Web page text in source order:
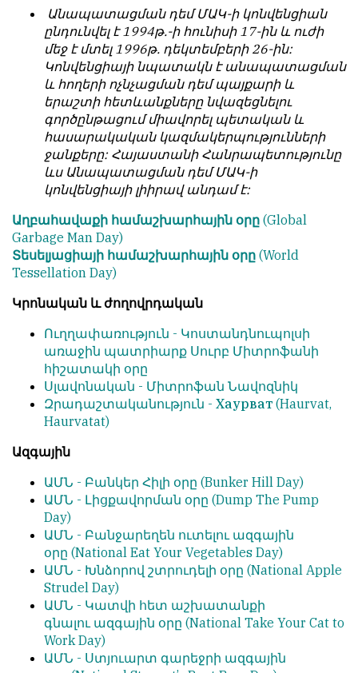
публикации.
Противоположные
мнения
публикуются,
даже
если
принимаются
восторга.
редактор
—
Армен
фон
Геворкян
նույն
իրավունքով։
Գովազդային
տեքստերը,
լուսանկարները
բովանդակությունը
Խմբագրության
վերահսկողությունից
դուրս
Խմբագիր-
տնօրեն՝
Արմեն
ֆոն
Գևորգյան
Անապատացման դեմ ՄԱԿ-ի կոնվենցիան
ընդունվել է 1994թ.-ի հունիսի 17-ին և ուժի
մեջ է մտել 1996թ. դեկտեմբերի 26-ին:
Կոնվենցիայի նպատակն է անապատացման
և հողերի ոչնչացման դեմ պայքարի և
երաշտի հետևանքները նվազեցնելու
գործընթացում միավորել պետական և
հասարակական կազմակերպությունների
ջանքերը: Հայաստանի Հանրապետությունը
ևս Անապատացման դեմ ՄԱԿ-ի
կոնվենցիայի լիիրավ անդամ է:
Աղբահավաքի համաշխարհային օրը (Global
Garbage Man Day)
Տեսելյացիայի համաշխարհային օրը (World
Tessellation Day)
Կրոնական և ժողովրդական
Ուղղափառություն - Կոստանդնուպոլսի
առաջին պատրիարք Սուրբ Միտրոֆանի
հիշատակի օրը
Սլավոնական - Միտրոֆան Նավոզնիկ
Զրադաշտականություն - Хаурват (Haurvat,
Haurvatat)
Ազգային
ԱՄՆ - Բանկեր Հիլի օրը (Bunker Hill Day)
ԱՄՆ - Լիցքավորման օրը (Dump The Pump
Day)
ԱՄՆ - Բանջարեղեն ուտելու ազգային
օրը (National Eat Your Vegetables Day)
ԱՄՆ - Խնձորով շտրուդելի օրը (National Apple
Strudel Day)
ԱՄՆ - Կատվի հետ աշխատանքի
գնալու ազգային օրը (National Take Your Cat to
Work Day)
ԱՄՆ - Ստյուարտ գարեջրի ազգային